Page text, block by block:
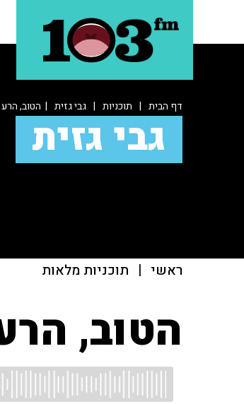
דף הבית | תוכניות | גבי גזית | הטוב,
גבי גזית
ראשי | תוכניות מלאות
הטוב,